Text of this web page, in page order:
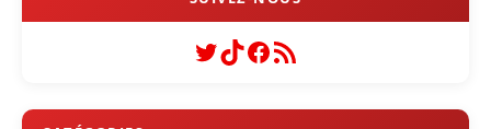
Twitter
TikTok
Facebook
Flux RSS